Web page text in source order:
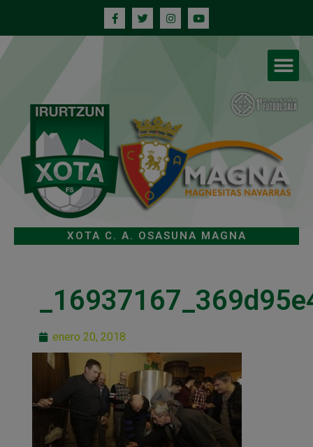
XOTA C. A. OSASUNA MAGNA
enero 20, 2018